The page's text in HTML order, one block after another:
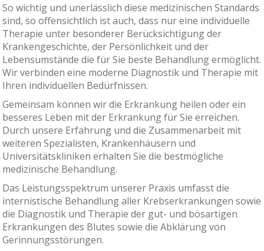
So wichtig und unerlässlich diese medizinischen Standards
sind, so offensichtlich ist auch, dass nur eine individuelle
Therapie unter besonderer Berücksichtigung der
Krankengeschichte, der Persönlichkeit und der
Lebensumstände die für Sie beste Behandlung ermöglicht.
Wir verbinden eine moderne Diagnostik und Therapie mit
Ihren individuellen Bedürfnissen.
Gemeinsam können wir die Erkrankung heilen oder ein
besseres Leben mit der Erkrankung für Sie erreichen.
Durch unsere Erfahrung und die Zusammenarbeit mit
weiteren Spezialisten, Krankenhäusern und
Universitätskliniken erhalten Sie die bestmögliche
medizinische Behandlung.
Das Leistungsspektrum unserer Praxis umfasst die
internistische Behandlung aller Krebserkrankungen sowie
die Diagnostik und Therapie der gut- und bösartigen
Erkrankungen des Blutes sowie die Abklärung von
Gerinnungsstörungen.